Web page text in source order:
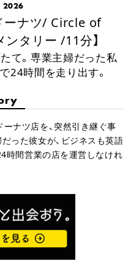
2026
ーナツ/ Circle of
タリー /11分】
て。専業主婦だった私
24時間を走り出す。
ナツ店を、突然引き継ぐ事
った彼女が、ビジネスも英語
時間営業の店を運営しなけれ